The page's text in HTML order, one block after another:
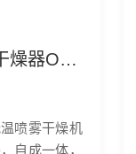
低温真空喷雾干燥机 真空喷雾干燥器OMZKP-2
喷雾干燥机
自成一体，